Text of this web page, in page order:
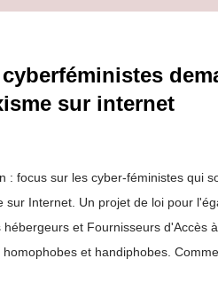
sur internet
: focus sur les cyber-féministes qui
sur Internet. Un projet de loi pour
et Fournisseurs d'Accès
et handiphobes.